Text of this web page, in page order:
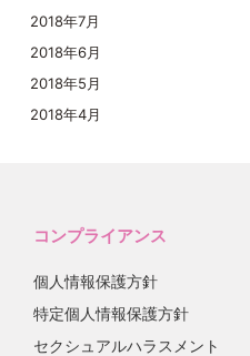
2018年7月
2018年6月
2018年5月
2018年4月
コンプライアンス
個人情報保護方針
特定個人情報保護方針
セクシュアルハラスメント